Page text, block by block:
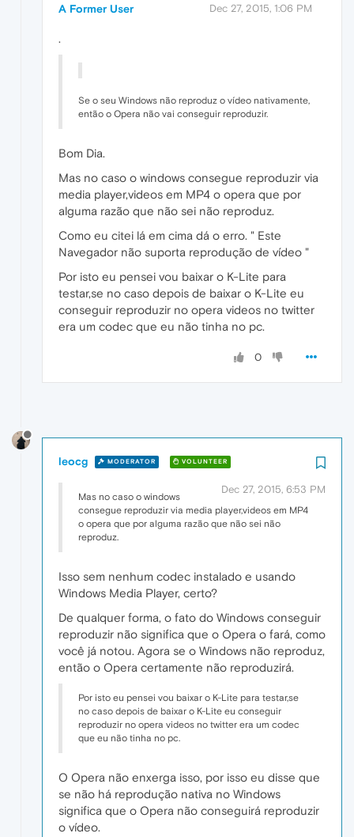
A Former User Dec 27, 2015, 1:06 PM
.
Se o seu Windows não reproduz o vídeo nativamente,
então o Opera não vai conseguir reproduzir.
Bom Dia.
Mas no caso o windows consegue reproduzir via
media player,videos em MP4 o opera que por
alguma razão que não sei não reproduz.
Como eu citei lá em cima dá o erro. " Este
Navegador não suporta reprodução de vídeo "
Por isto eu pensei vou baixar o K-Lite para
testar,se no caso depois de baixar o K-Lite eu
conseguir reproduzir no opera videos no twitter
era um codec que eu não tinha no pc.
0
leocg MODERATOR VOLUNTEER
Dec 27, 2015, 6:53 PM
Mas no caso o windows
consegue reproduzir via media player,videos em MP4
o opera que por alguma razão que não sei não
reproduz.
Isso sem nenhum codec instalado e usando
Windows Media Player, certo?
De qualquer forma, o fato do Windows conseguir
reproduzir não significa que o Opera o fará, como
você já notou. Agora se o Windows não reproduz,
então o Opera certamente não reproduzirá.
Por isto eu pensei vou baixar o K-Lite para testar,se
no caso depois de baixar o K-Lite eu conseguir
reproduzir no opera videos no twitter era um codec
que eu não tinha no pc.
O Opera não enxerga isso, por isso eu disse que
se não há reprodução nativa no Windows
significa que o Opera não conseguirá reproduzir
o vídeo.